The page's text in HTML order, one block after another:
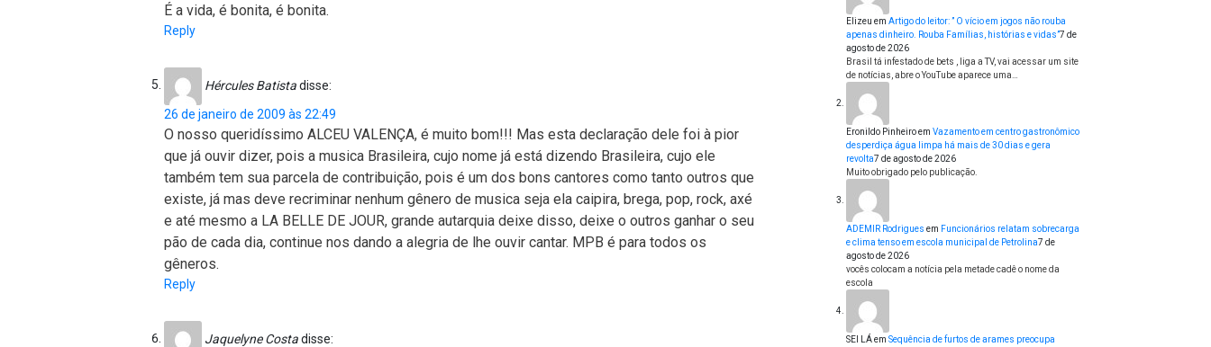
É a vida, é bonita, é bonita.
Reply
Hércules Batistadisse:
26 de janeiro de 2009 às 22:49
O nosso queridíssimo ALCEU VALENÇA, é muito bom!!! Mas esta declaração dele foi à pior
que já ouvir dizer, pois a musica Brasileira, cujo nome já está dizendo Brasileira, cujo ele
também tem sua parcela de contribuição, pois é um dos bons cantores como tanto outros que
existe, já mas deve recriminar nenhum gênero de musica seja ela caipira, brega, pop, rock, axé
e até mesmo a LA BELLE DE JOUR, grande autarquia deixe disso, deixe o outros ganhar o seu
pão de cada dia, continue nos dando a alegria de lhe ouvir cantar. MPB é para todos os
gêneros.
Reply
Jaquelyne Costadisse:
Elizeu em Artigo do leitor: ” O vício em jogos não rouba
apenas dinheiro. Rouba Famílias, histórias e vidas”7 de
agosto de 2026
Brasil tá infestado de bets , liga a TV, vai acessar um site
de notícias, abre o YouTube aparece uma…
Eronildo Pinheiroem Vazamento em centro gastronômico
desperdiça água limpa há mais de 30 dias e gera
revolta7 de agosto de 2026
Muito obrigado pelo publicação.
ADEMIR Rodrigues em Funcionários relatam sobrecarga
e clima tenso em escola municipal de Petrolina7 de
agosto de 2026
vocês colocam a notícia pela metade cadê o nome da
escola
SEI LÁem Sequência de furtos de arames preocupa